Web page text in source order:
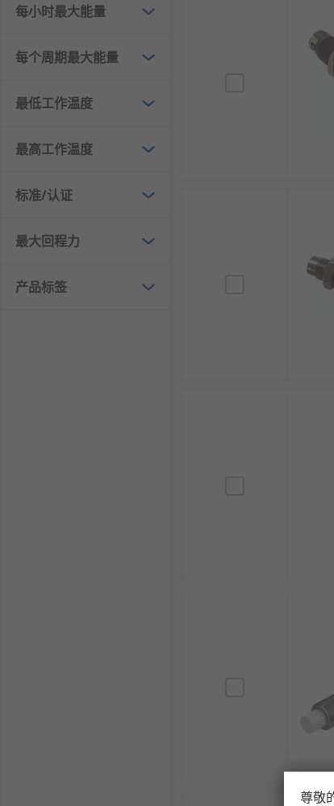
双筒式减震器：最常见类型，有内外两个筒
单筒式减震器：只有一个工作缸，内部用浮
充气式减震器：内部充有低压或高压氮气，
液力减震器：早期或最简单的形式，不充气，
手动可调减震器：允许用户手动调节阀门，
电子控制减震器：通过车载电脑和传感器，
弹簧-减震器支柱：将减震器与螺旋弹簧集成
频率响应减震器：采用特殊阀门技术，可根
减震器的应用领域
汽车悬架系统：乘用车、商用车、卡车的核
摩托车前叉和后悬架：用于缓冲车轮震动，
建筑结构减震：作为阻尼器安装在高层建筑
家用电器：高端洗衣机、冰箱等电器中安装
运动器材：用于自行车座管、越野跑鞋等，
根据主要用途匹配性能取向 ：这是最重要的
式是使用车型VIN码或目录进行查询。盲目
选择正确的类型：从原厂到高性能 ： 原厂
变更负载的SUV、MPV）或追求极致舒适与
遵循“弹簧与减震器匹配”原则 ：如果您降低
弹跳不止，贴地性变差，反而更不安全。反
考虑品牌信誉与质保服务 ：选择在业界有良
投资，不应只图便宜。安装后最好进行四轮
每小时最大能量
每个周期最大能量
最低工作温度
最高工作温度
标准/认证
最大回程力
产品标签
尊敬